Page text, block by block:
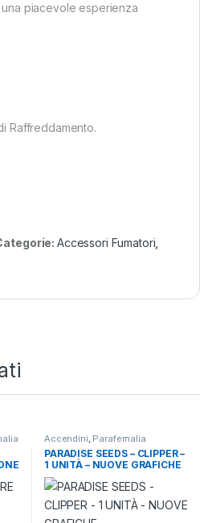
piacevole esperienza
Raffreddamento.
Accessori Fumatori
Accendini, Parafernalia
PARADISE SEEDS – CLIPPER –
1 UNITÀ – NUOVE GRAFICHE